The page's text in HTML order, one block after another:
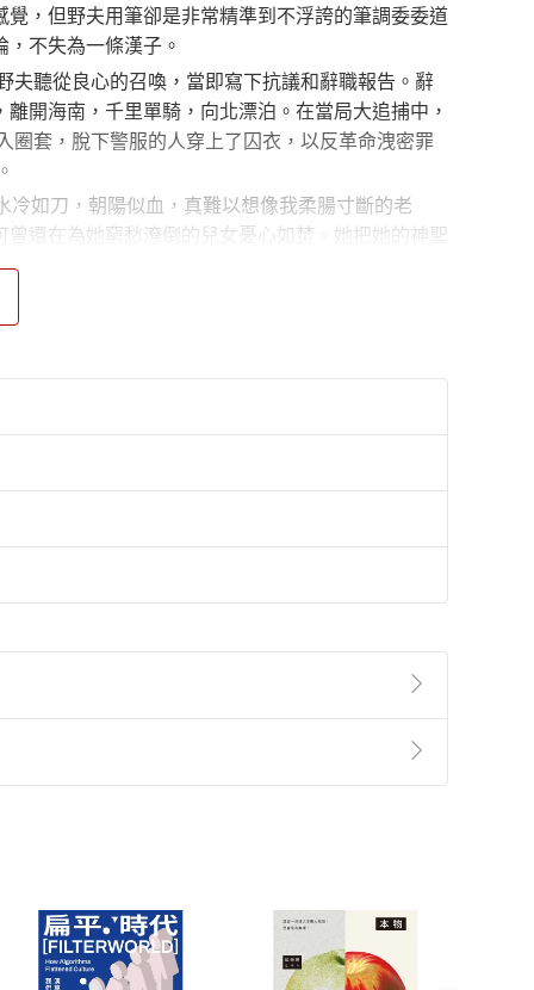
，但野夫用筆卻是非常精準到不浮誇的筆調委委道
不失為一條漢子。
夫聽從良心的召喚，當即寫下抗議和辭職報告。辭
開海南，千里單騎，向北漂泊。在當局大追捕中，
圈套，脫下警服的人穿上了囚衣，以反革命洩密罪
如刀，朝陽似血，真難以想像我柔腸寸斷的老
還在為她窮愁潦倒的兒女憂心如焚。她把她的神聖
第2條第5款之規定，「非以有形媒介提供之數位
點選「瀏覽訂單明細」 「申請取消訂單 /退
付款方式
Payment
完成
Complete